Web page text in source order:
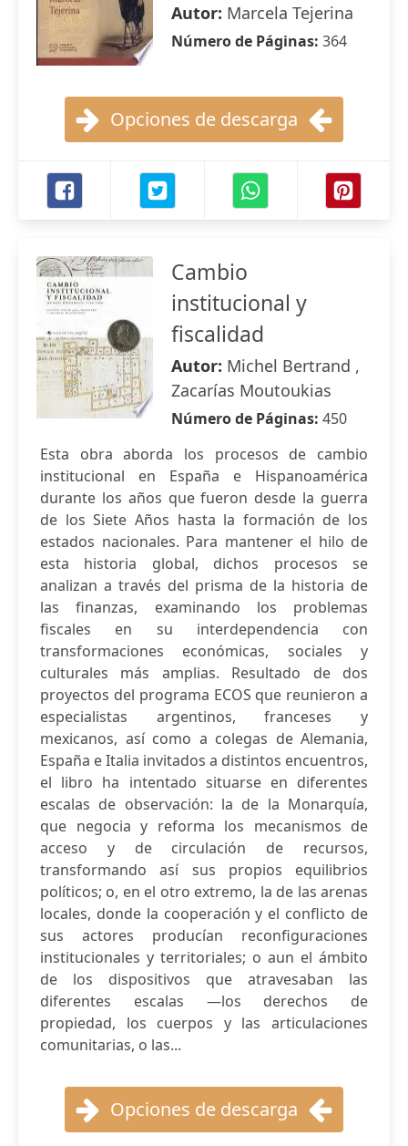
Autor: Marcela Tejerina
Número de Páginas: 364
Opciones de descarga
Cambio
institucional y
fiscalidad
Autor: Michel Bertrand ,
Zacarías Moutoukias
Número de Páginas: 450
Esta obra aborda los procesos de cambio
institucional en España e Hispanoamérica
durante los años que fueron desde la guerra
de los Siete Años hasta la formación de los
estados nacionales. Para mantener el hilo de
esta historia global, dichos procesos se
analizan a través del prisma de la historia de
las finanzas, examinando los problemas
fiscales en su interdependencia con
transformaciones económicas, sociales y
culturales más amplias. Resultado de dos
proyectos del programa ECOS que reunieron a
especialistas argentinos, franceses y
mexicanos, así como a colegas de Alemania,
España e Italia invitados a distintos encuentros,
el libro ha intentado situarse en diferentes
escalas de observación: la de la Monarquía,
que negocia y reforma los mecanismos de
acceso y de circulación de recursos,
transformando así sus propios equilibrios
políticos; o, en el otro extremo, la de las arenas
locales, donde la cooperación y el conflicto de
sus actores producían reconfiguraciones
institucionales y territoriales; o aun el ámbito
de los dispositivos que atravesaban las
diferentes escalas —los derechos de
propiedad, los cuerpos y las articulaciones
comunitarias, o las...
Opciones de descarga